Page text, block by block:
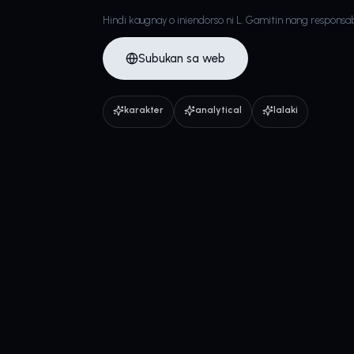
Hindi kaugnay o iniendorso ni L. Gamitin nang
Subukan sa web
karakter analytical lalaki